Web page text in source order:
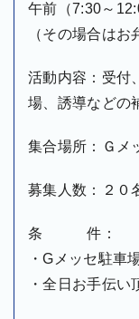
午前（7:30～
（その場合はお
活動内容：受付
場、誘導などの
集合場所：Ｇ
募集人数：２０
条 件：
・G メッセ駐車
・全日お手伝い